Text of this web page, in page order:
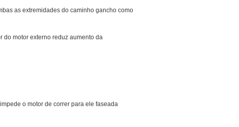
as extremidades do caminho gancho como
do motor externo reduz aumento da
o motor de correr para ele faseada